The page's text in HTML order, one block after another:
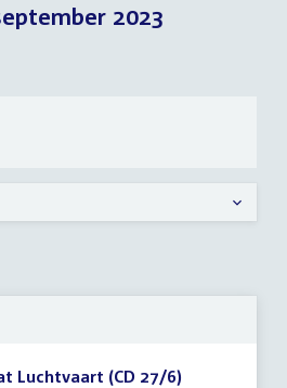
2023
Luchtvaart (CD 27/6)